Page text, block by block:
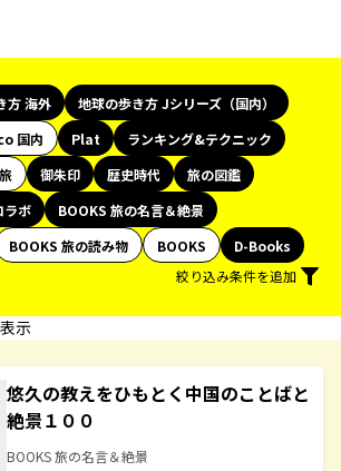
方 海外
地球の歩き方 Jシリーズ（国内）
国内 Plat
ランキング&テクニック
御朱印 歴史時代
旅の図鑑
ラボ
BOOKS 旅の名言＆絶景
BOOKS 旅の読み物 BOOKS
D-Books
絞り込み条件を追加
示
悠久の教えをひもとく中国のことばと
絶景１００
BOOKS 旅の名言＆絶景